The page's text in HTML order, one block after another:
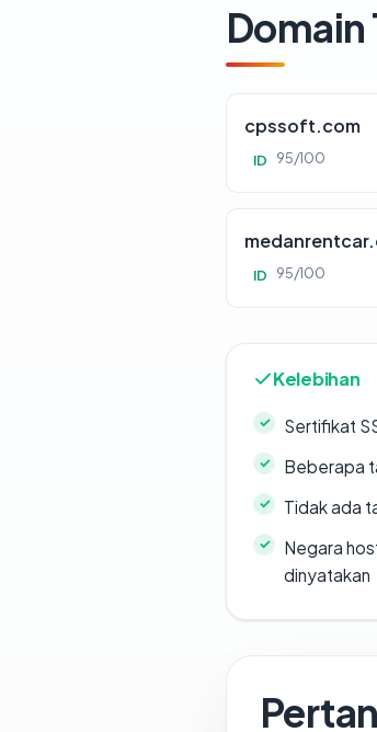
Domain
cpssoft.com
ID 95/100
ID 95/100
Kelebihan
Sertifikat
Beberapa
Tidak ada
Negara
dinyatakan